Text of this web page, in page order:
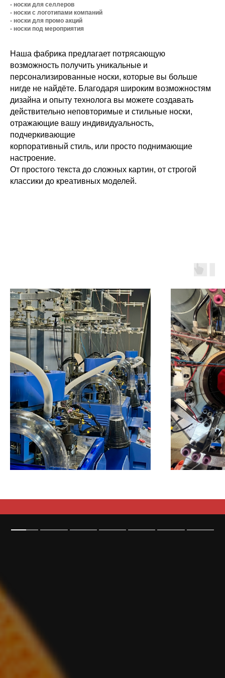
- носки для селлеров
- носки с логотипами компаний
- носки для промо акций
- носки под мероприятия
Наша фабрика предлагает потрясающую
возможность получить уникальные и
персонализированные носки, которые вы больше
нигде не найдёте. Благодаря широким возможностям
дизайна и опыту технолога вы можете создавать
действительно неповторимые и стильные носки,
отражающие вашу индивидуальность,
подчеркивающие
корпоративный стиль, или просто поднимающие
настроение.
От простого текста до сложных картин, от строгой
классики до креативных моделей.